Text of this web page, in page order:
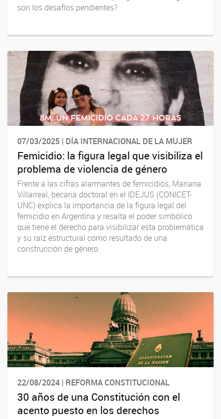
son los desafíos pendientes?
07/03/2025 | DÍA INTERNACIONAL DE LA MUJER
Femicidio: la figura legal que visibiliza el
problema de violencia de género
Frente a las cifras alarmantes de femicidios, Mariana
Villarreal, becaria doctoral en el IDEJUS (CONICET-
UNC) explica la importancia de la figura legal del
femicidio en Argentina y resalta el poder simbólico
que tiene el derecho para visibilizar esta problemática
y su raíz estructural como resultado de una
construcción de género
22/08/2024 | REFORMA CONSTITUCIONAL
30 años de una Constitución con el
acento puesto en los derechos